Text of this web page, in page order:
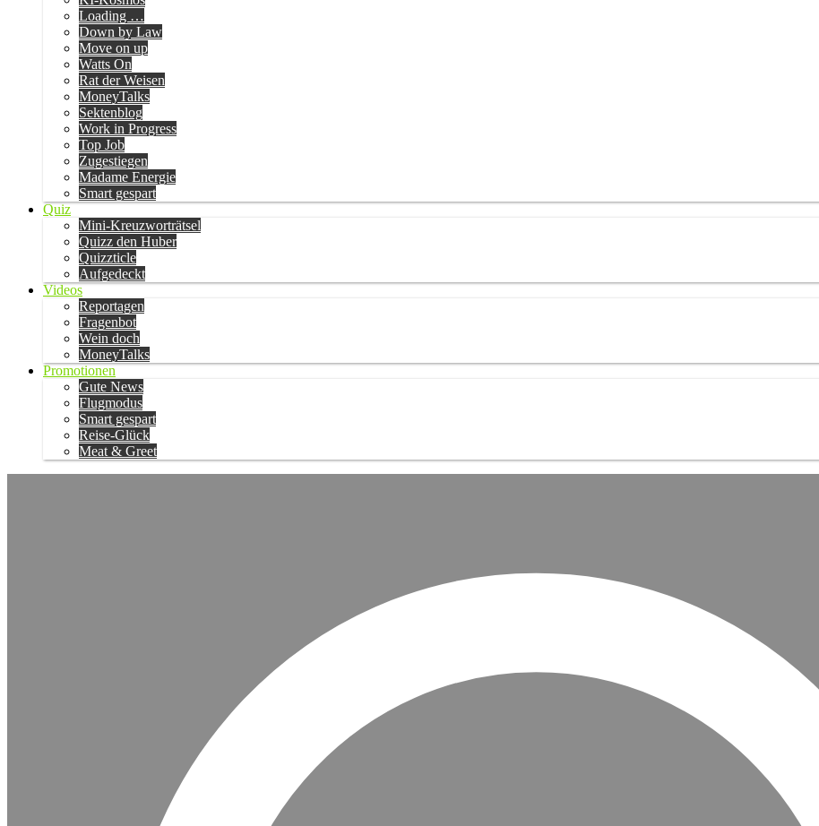
Loading …
Down by Law
Move on up
Watts On
Rat der Weisen
MoneyTalks
Sektenblog
Work in Progress
Top Job
Zugestiegen
Madame Energie
Smart gespart
Quiz
Mini-Kreuzworträtsel
Quizz den Huber
Quizzticle
Aufgedeckt
Videos
Reportagen
Fragenbot
Wein doch
MoneyTalks
Promotionen
Gute News
Flugmodus
Smart gespart
Reise-Glück
Meat & Greet